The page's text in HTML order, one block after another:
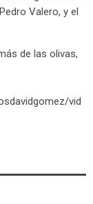
Valero, y el
de las olivas,
vid